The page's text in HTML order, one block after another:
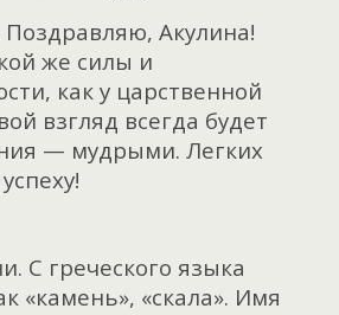
Акулина!
же силы и
как у царственной
взгляд всегда будет
— мудрыми. Легких
С греческого языка
«камень», «скала». Имя